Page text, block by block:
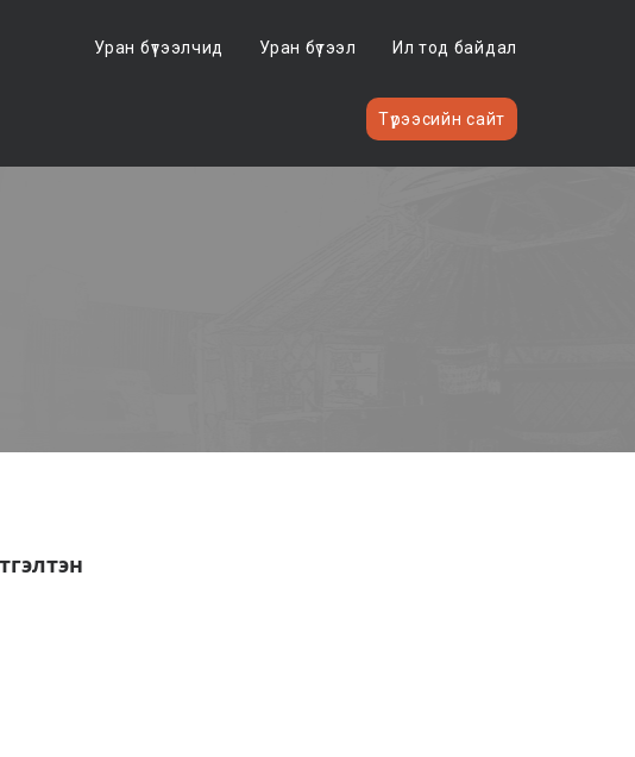
Уран бүтээлчид Уран бүтээл Ил тод байдал
Түрээсийн сайт